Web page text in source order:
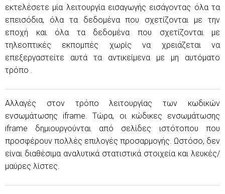
εκτελέσετε μία λειτουργία εισαγωγής εισάγοντας όλα τα
επεισόδια, όλα τα δεδομένα που σχετίζονται με την
εποχή και όλα τα δεδομένα που σχετίζονται με
τηλεοπτικές εκπομπές χωρίς να χρειάζεται να
επεξεργαστείτε αυτά τα αντικείμενα με μη αυτόματο
τρόπο .
Αλλαγές στον τρόπο λειτουργίας των κωδικών
ενσωμάτωσης iframe. Τώρα, οι κώδικες ενσωμάτωσης
iframe δημιουργούνται από σελίδες ιστότοπου που
προσφέρουν πολλές επιλογές προσαρμογής. Ωστόσο, δεν
είναι διαθέσιμα αναλυτικά στατιστικά στοιχεία και λευκές/
μαύρες λίστες.